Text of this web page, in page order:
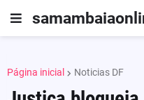
Página inicial Noticias DF